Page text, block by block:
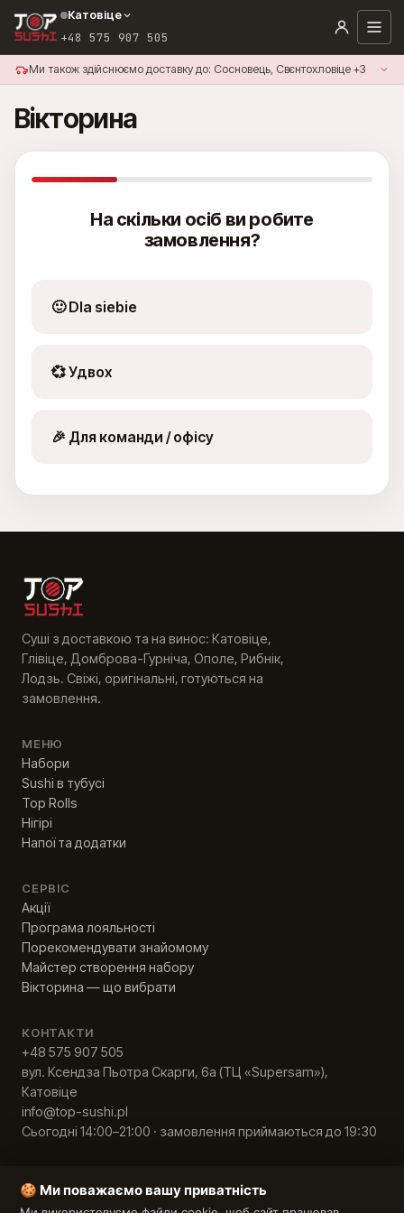
Катовіце
+48 575 907 505
+48 575 907 505
Ми також здійснюємо доставку до: Сосновець, Свєнтохловіце +3
Вікторина
На скільки осіб ви робите
замовлення?
🙂 Dla siebie
💞 Удвох
🎉 Для команди / офісу
Суші з доставкою та на винос: Катовіце,
Глівіце, Домброва-Гурніча, Ополе, Рибнік,
Лодзь. Свіжі, оригінальні, готуються на
замовлення.
МЕНЮ
Набори
Sushi в тубусі
Top Rolls
Нігірі
Напої та додатки
СЕРВІС
Акції
Програма лояльності
Порекомендувати знайомому
Майстер створення набору
Вікторина — що вибрати
КОНТАКТИ
+48 575 907 505
вул. Ксендза Пьотра Скарги, 6а (ТЦ «Supersam»),
Катовіце
info@top-sushi.pl
Сьогодні 14:00–21:00 · замовлення приймаються до 19:30
© 2026 Top Sushi · ІПН 9542840480
🍪 Ми поважаємо вашу приватність